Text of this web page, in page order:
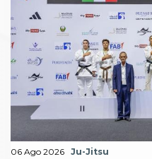
06 Ago 2026 Ju-Jitsu